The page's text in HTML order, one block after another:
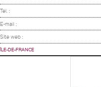
Tel. :
E-mail :
Site web :
ÎLE-DE-FRANCE